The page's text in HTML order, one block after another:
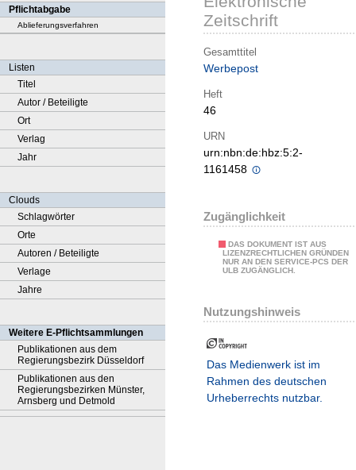
Pflichtabgabe
Ablieferungsverfahren
Listen
Titel
Autor / Beteiligte
Ort
Verlag
Jahr
Clouds
Schlagwörter
Orte
Autoren / Beteiligte
Verlage
Jahre
Weitere E-Pflichtsammlungen
Publikationen aus dem
Regierungsbezirk Düsseldorf
Publikationen aus den
Regierungsbezirken Münster,
Arnsberg und Detmold
Zeitschrift
Gesamttitel
Werbepost
Heft
46
URN
urn:nbn:de:hbz:5:2-
1161458
Zugänglichkeit
DAS DOKUMENT IST AUS
LIZENZRECHTLICHEN GRÜNDEN
NUR AN DEN SERVICE-PCS DER
ULB ZUGÄNGLICH.
Nutzungshinweis
Das Medienwerk ist im
Rahmen des deutschen
Urheberrechts nutzbar.